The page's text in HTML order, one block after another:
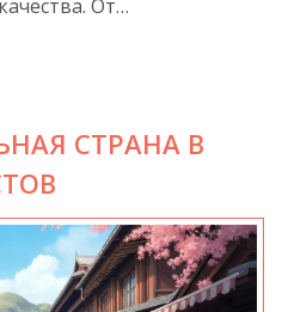
От
с парашютом до
уголки
физическому
здоровье,
и улучшая способность
ситуациях.
СТРАНА В